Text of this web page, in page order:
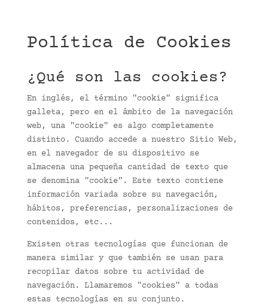
Política de Cookies
¿Qué son las cookies?
En inglés, el término "cookie" significa
galleta, pero en el ámbito de la navegación
web, una "cookie" es algo completamente
distinto. Cuando accede a nuestro Sitio Web,
en el navegador de su dispositivo se
almacena una pequeña cantidad de texto que
se denomina "cookie". Este texto contiene
información variada sobre su navegación,
hábitos, preferencias, personalizaciones de
contenidos, etc...
Existen otras tecnologías que funcionan de
manera similar y que también se usan para
recopilar datos sobre tu actividad de
navegación. Llamaremos "cookies" a todas
estas tecnologías en su conjunto.